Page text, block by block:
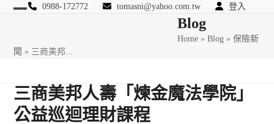
Skip
0988-172772 tomasni@yahoo.com.tw 登入
匯豐國際風險管理顧問Blog
Home »Blog »保險新
聞 » 三商美邦...
三商美邦人壽「煉金魔法學院」
公益巡迴理財課程